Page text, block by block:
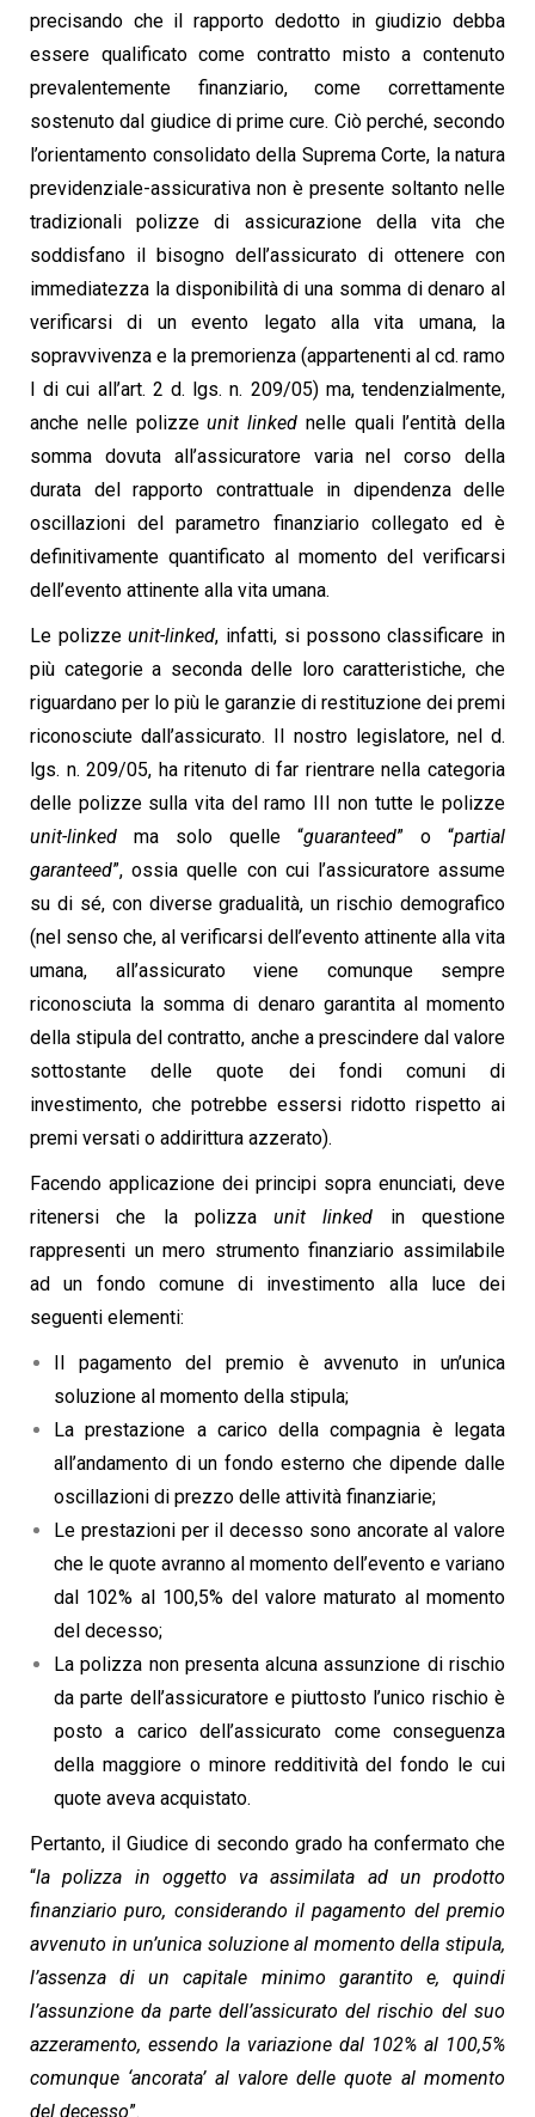
precisando che il rapporto dedotto in giudizio debba
essere qualificato come contratto misto a contenuto
prevalentemente finanziario, come correttamente
sostenuto dal giudice di prime cure. Ciò perché, secondo
l’orientamento consolidato della Suprema Corte, la natura
previdenziale-assicurativa non è presente soltanto nelle
tradizionali polizze di assicurazione della vita che
soddisfano il bisogno dell’assicurato di ottenere con
immediatezza la disponibilità di una somma di denaro al
verificarsi di un evento legato alla vita umana, la
sopravvivenza e la premorienza (appartenenti al cd. ramo
I di cui all’art. 2 d. lgs. n. 209/05) ma, tendenzialmente,
anche nelle polizzeunit linked nelle quali l’entità della
somma dovuta all’assicuratore varia nel corso della
durata del rapporto contrattuale in dipendenza delle
oscillazioni del parametro finanziario collegato ed è
definitivamente quantificato al momento del verificarsi
dell’evento attinente alla vita umana.
Le polizzeunit-linked, infatti, si possono classificare in
più categorie a seconda delle loro caratteristiche, che
riguardano per lo più le garanzie di restituzione dei premi
riconosciute dall’assicurato. Il nostro legislatore, nel d.
lgs. n. 209/05, ha ritenuto di far rientrare nella categoria
delle polizze sulla vita del ramo III non tutte le polizze
unit-linked ma solo quelle “guaranteed” o “partial
garanteed”, ossia quelle con cui l’assicuratore assume
su di sé, con diverse gradualità, un rischio demografico
(nel senso che, al verificarsi dell’evento attinente alla vita
umana, all’assicurato viene comunque sempre
riconosciuta la somma di denaro garantita al momento
della stipula del contratto, anche a prescindere dal valore
sottostante delle quote dei fondi comuni di
investimento, che potrebbe essersi ridotto rispetto ai
premi versati o addirittura azzerato).
Facendo applicazione dei principi sopra enunciati, deve
ritenersi che la polizzaunit linked in questione
rappresenti un mero strumento finanziario assimilabile
ad un fondo comune di investimento alla luce dei
seguenti elementi:
Il pagamento del premio è avvenuto in un’unica
soluzione al momento della stipula;
La prestazione a carico della compagnia è legata
all’andamento di un fondo esterno che dipende dalle
oscillazioni di prezzo delle attività finanziarie;
Le prestazioni per il decesso sono ancorate al valore
che le quote avranno al momento dell’evento e variano
dal 102% al 100,5% del valore maturato al momento
del decesso;
La polizza non presenta alcuna assunzione di rischio
da parte dell’assicuratore e piuttosto l’unico rischio è
posto a carico dell’assicurato come conseguenza
della maggiore o minore redditività del fondo le cui
quote aveva acquistato.
Pertanto, il Giudice di secondo grado ha confermato che
“la polizza in oggetto va assimilata ad un prodotto
finanziario puro, considerando il pagamento del premio
avvenuto in un’unica soluzione al momento della stipula,
l’assenza di un capitale minimo garantito e, quindi
l’assunzione da parte dell’assicurato del rischio del suo
azzeramento, essendo la variazione dal 102% al 100,5%
comunque ‘ancorata’ al valore delle quote al momento
del decesso”.